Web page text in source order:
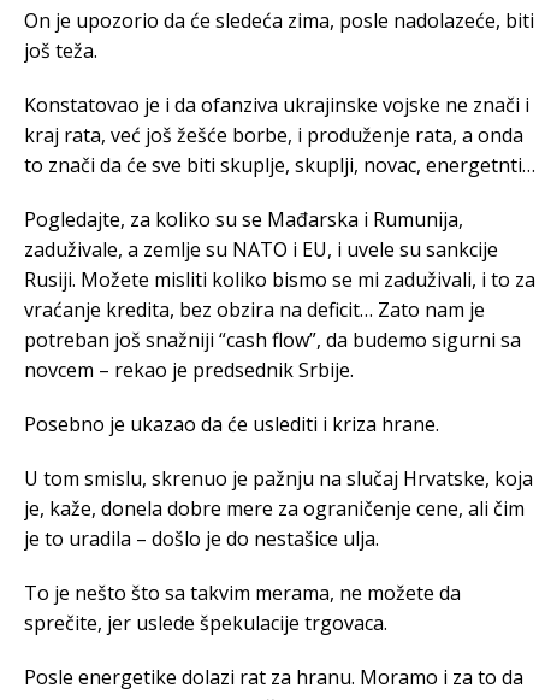
On je upozorio da će sledeća zima, posle nadolazeće, biti
još teža.
Konstatovao je i da ofanziva ukrajinske vojske ne znači i
kraj rata, već još žešće borbe, i produženje rata, a onda
to znači da će sve biti skuplje, skuplji, novac, energetnti…
Pogledajte, za koliko su se Mađarska i Rumunija,
zaduživale, a zemlje su NATO i EU, i uvele su sankcije
Rusiji. Možete misliti koliko bismo se mi zaduživali, i to za
vraćanje kredita, bez obzira na deficit… Zato nam je
potreban još snažniji “cash flow”, da budemo sigurni sa
novcem – rekao je predsednik Srbije.
Posebno je ukazao da će uslediti i kriza hrane.
U tom smislu, skrenuo je pažnju na slučaj Hrvatske, koja
je, kaže, donela dobre mere za ograničenje cene, ali čim
je to uradila – došlo je do nestašice ulja.
To je nešto što sa takvim merama, ne možete da
sprečite, jer uslede špekulacije trgovaca.
Posle energetike dolazi rat za hranu. Moramo i za to da